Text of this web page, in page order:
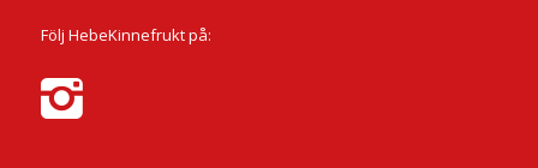
Följ HebeKinnefrukt på: